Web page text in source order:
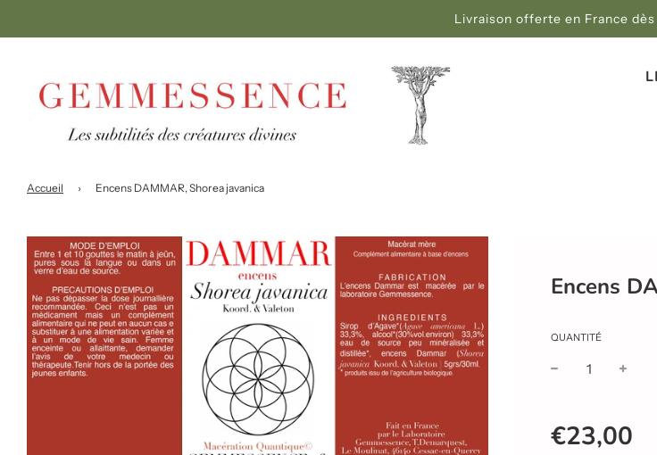
Livraison offerte en France
Accueil › Encens DAMMAR, Shorea javanica
Encens
QUANTITÉ
réduit
régulier
€23,00